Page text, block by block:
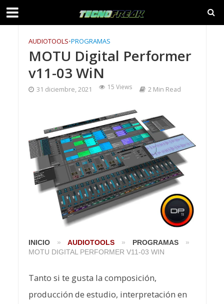
AUDIOTOOLS•PROGRAMAS
MOTU Digital Performer
v11-03 WiN
31 diciembre, 2021 15 Views 2 Min Read
INICIO » AUDIOTOOLS » PROGRAMAS
»
MOTU DIGITAL PERFORMER V11-03 WIN
Tanto si te gusta la composición,
producción de estudio, interpretación en